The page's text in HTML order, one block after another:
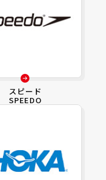
スピード
SPEEDO